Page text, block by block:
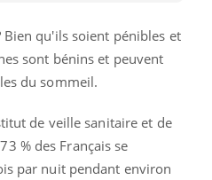
Bien qu'ils soient pénibles et
sont bénins et peuvent
du sommeil.
de veille sanitaire et de
% des Français se
par nuit pendant environ